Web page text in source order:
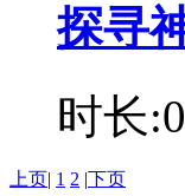
探寻
时长
上页| 1 2 |下页